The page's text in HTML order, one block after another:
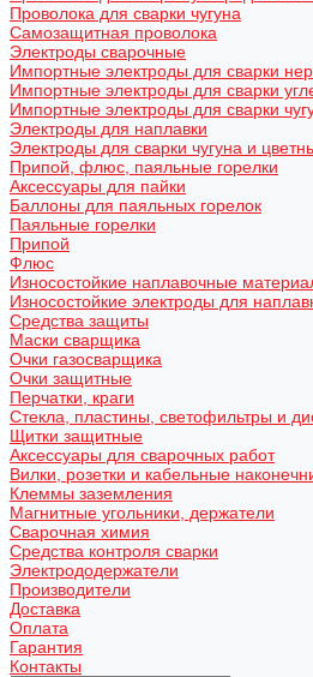
Проволока для сварки чугуна
Самозащитная проволока
Электроды сварочные
Импортные электроды для сварки
Импортные электроды для сварки
Импортные электроды для сварки
Электроды для наплавки
Электроды для сварки чугуна и
Припой, флюс, паяльные горелки
Аксессуары для пайки
Баллоны для паяльных горелок
Паяльные горелки
Припой
Флюс
Износостойкие наплавочные
Износостойкие электроды для
Средства защиты
Маски сварщика
Очки газосварщика
Очки защитные
Перчатки, краги
Стекла, пластины, светофильтры и
Щитки защитные
Аксессуары для сварочных работ
Вилки, розетки и кабельные
Клеммы заземления
Магнитные угольники, держатели
Сварочная химия
Средства контроля сварки
Электрододержатели
Производители
Доставка
Оплата
Гарантия
Контакты